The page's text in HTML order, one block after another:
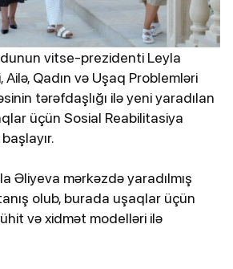
vitse-prezidenti Leyla
Qadın və Uşaq Problemləri
tərəfdaşlığı ilə yeni yaradılan
üçün Sosial Reabilitasiya
Əliyeva mərkəzdə yaradılmış
olub, burada uşaqlar üçün
və xidmət modelləri ilə